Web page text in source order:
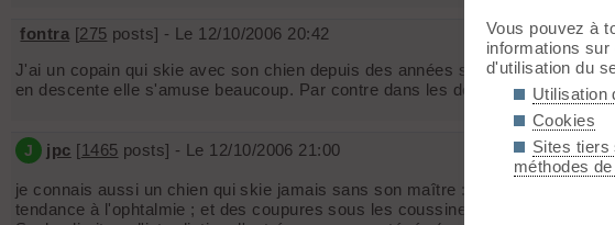
fontra [275 posts] - Le 12/10/2006 20:42
J'ai un copain qui skie avec son chien depuis des années sans aucun
en descente elle s'amuse beaucoup. Par contre dans les descentes de faible
J jpc [1465 posts] - Le 12/10/2006 21:00
je connais aussi un chien qui skie jamais sans son maître : pas de pb de
tendance à l'ophtalmie ; et des coupures sous les coussinets à cause des
Vous pouvez à
informations
d'utilisation du
Utilisation
Cookies
Sites tiers
méthodes